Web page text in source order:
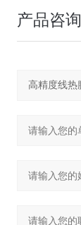
产品咨询